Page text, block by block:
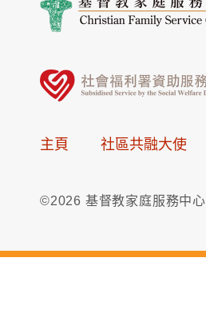
主頁 社區共融大使
©2026 基督教家庭服務中心